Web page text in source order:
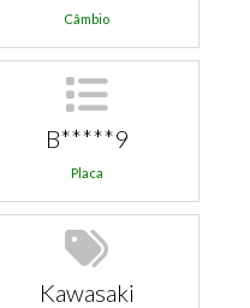
Câmbio
B*****9
Placa
Kawasaki